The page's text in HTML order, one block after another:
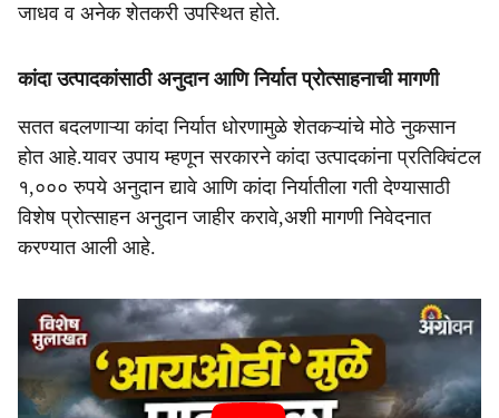
जाधव व अनेक शेतकरी उपस्थित होते.
कांदा उत्पादकांसाठी अनुदान आणि निर्यात प्रोत्साहनाची मागणी
सतत बदलणाऱ्या कांदा निर्यात धोरणामुळे शेतकऱ्यांचे मोठे नुकसान
होत आहे.यावर उपाय म्हणून सरकारने कांदा उत्पादकांना प्रतिक्विंटल
१,००० रुपये अनुदान द्यावे आणि कांदा निर्यातीला गती देण्यासाठी
विशेष प्रोत्साहन अनुदान जाहीर करावे,अशी मागणी निवेदनात
करण्यात आली आहे.